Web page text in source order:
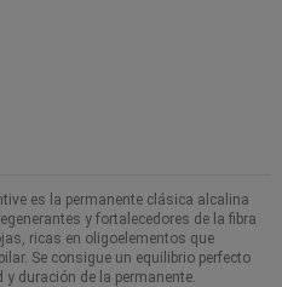
es la permanente clásica alcalina
y fortalecedores de la fibra
ricas en oligoelementos que
Se consigue un equilibrio perfecto
duración de la permanente.